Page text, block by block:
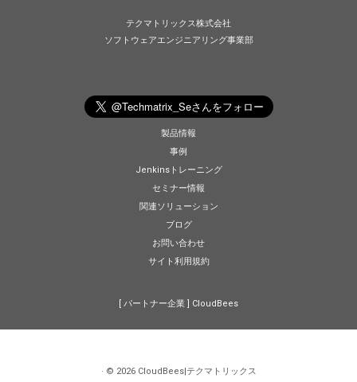
テクマトリックス株式会社
ソフトウェアエンジニアリング事業部
製品情報
事例
Jenkinsトレーニング
セミナー情報
関連ソリューション
ブログ
お問い合わせ
サイト利用規約
[ パートナー企業 ] CloudBees
· © 2026 CloudBees|テクマトリックス